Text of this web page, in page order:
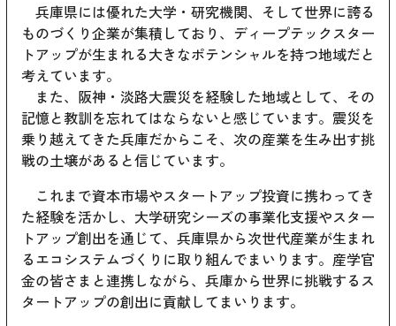
兵庫県には優れた大学・研究機関、そして世界に誇る
ものづくり企業が集積しており、ディープテックスター
トアップが生まれる大きなポテンシャルを持つ地域だと
考えています。
また、阪神・淡路大震災を経験した地域として、その
記憶と教訓を忘れてはならないと感じています。震災を
乗り越えてきた兵庫だからこそ、次の産業を生み出す挑
戦の土壌があると信じています。
これまで資本市場やスタートアップ投資に携わってき
た経験を活かし、大学研究シーズの事業化支援やスター
トアップ創出を通じて、兵庫県から次世代産業が生まれ
るエコシステムづくりに取り組んでまいります。産学官
金の皆さまと連携しながら、兵庫から世界に挑戦するス
タートアップの創出に貢献してまいります。